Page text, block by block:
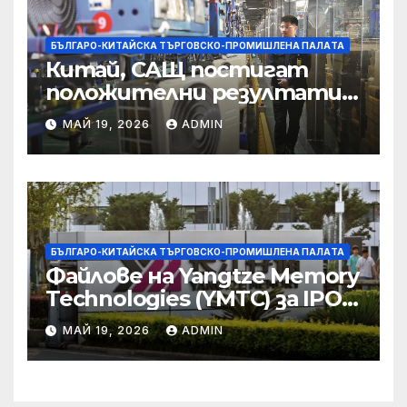
БЪЛГАРО-КИТАЙСКА ТЪРГОВСКО-ПРОМИШЛЕНА ПАЛAТА
Китай, САЩ постигат
положителни резултати в
икономическите и
търговски консултации:
министерство
МАЙ 19, 2026 ADMIN
БЪЛГАРО-КИТАЙСКА ТЪРГОВСКО-ПРОМИШЛЕНА ПАЛAТА
Файлове на Yangtze Memory
Technologies (YMTC) за IPO
на STAR Market
МАЙ 19, 2026 ADMIN